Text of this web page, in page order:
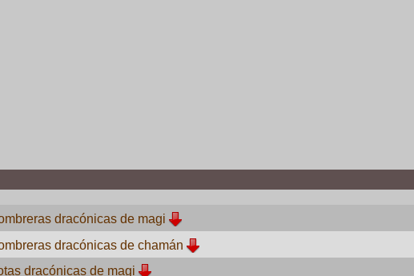
dracónicas de magi
dracónicas de chamán
dracónicas de magi